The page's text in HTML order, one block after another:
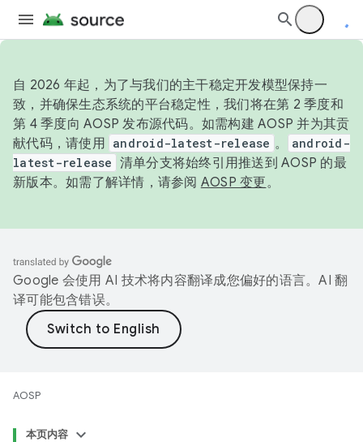
自 2026 年起，为了与我们的主干稳定开发模型保持一
致，并确保生态系统的平台稳定性，我们将在第 2 季度和
第 4 季度向 AOSP 发布源代码。如需构建 AOSP 并为其贡
献代码，请使用 android-latest-release 。
android-
latest-release 清单分支将始终引用推送到 AOSP 的最
新版本。如需了解详情，请参阅 AOSP 变更。
Google 会使用 AI 技术将内容翻译成您偏好的语言。AI 翻
译可能包含错误。
AOSP
本页内容